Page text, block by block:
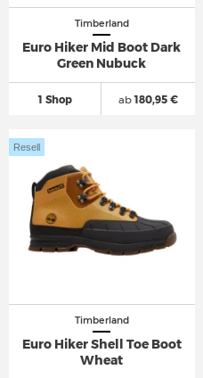
Timberland
Euro Hiker Mid Boot Dark
Green Nubuck
1 Shop ab180,95 €
Timberland
Euro Hiker Shell Toe Boot
Wheat
Resell